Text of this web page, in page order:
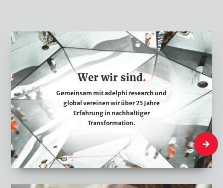
W
e
w
i
r
s
i
n
d
Wer wir sind
Gemeinsam mit adelphi research und
global vereinen wir über 25 Jahre
Erfahrung in nachhaltiger
Transformation.
Wer